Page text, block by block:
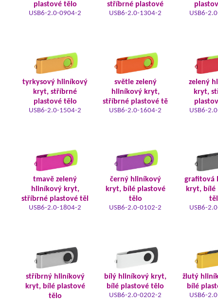
plastové tělo
USB6-2.0-0904-2
stříbrné plastové
USB6-2.0-1304-2 USB6-
tyrkysový hliníkový
kryt, stříbrné
plastové tělo
USB6-2.0-1504-2
světle zelený
hliníkový kryt,
stříbrné plastové tě
USB6-2.0-1604-2
zelený
kryt,
USB6-
tmavě zelený
hliníkový kryt,
stříbrné plastové těl
USB6-2.0-1804-2
černý hliníkový
kryt, bílé plastové
tělo
USB6-2.0-0102-2
grafitová
kryt, bílé
USB6-
stříbrný hliníkový
kryt, bílé plastové
tělo
bílý hliníkový kryt,
bílé plastové tělo
USB6-2.0-0202-2
žlutý
bílé
USB6-